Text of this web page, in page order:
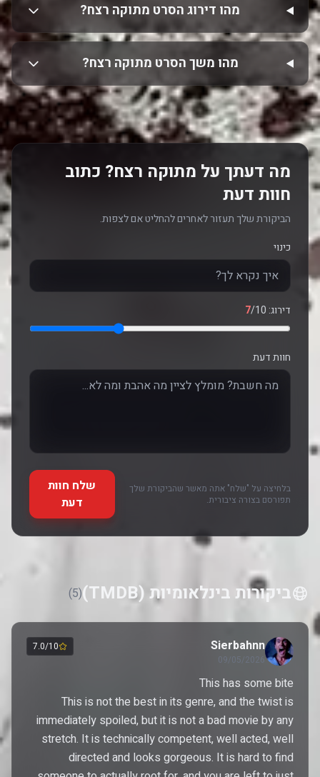
מהו דירוג הסרט מתוקה רצח?
מהו משך הסרט מתוקה רצח?
מה דעתך על מתוקה רצח? כתוב
חוות דעת
הביקורת שלך תעזור לאחרים להחליט אם לצפות.
כינוי
דירוג: 7/10
חוות דעת
בלחיצה על "שלח" אתה מאשר שהביקורת שלך
תפורסם בצורה ציבורית.
שלח חוות
דעת
ביקורות בינלאומיות (TMDB) (5)
Sierbahnn
09/05/2026
7.0/10
This is not the best in its genre, and the twist is
immediately spoiled, but it is not a bad movie by any
stretch. It is technically competent, well acted, well
directed and looks gorgeous. It is hard to find